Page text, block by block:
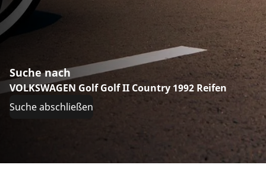
Suche nach
VOLKSWAGEN Golf Golf II Country 1992 Reifen
Suche abschließen